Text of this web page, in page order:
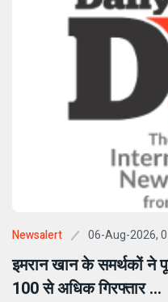
Newsalert 06-Aug-2026,
इमरान खान के समर्थकों ने
100 से अधिक गिरफ्तार ...